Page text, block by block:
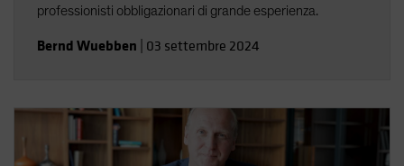
professionisti obbligazionari di grande esperienza.
Bernd Wuebben 03 settembre 2024